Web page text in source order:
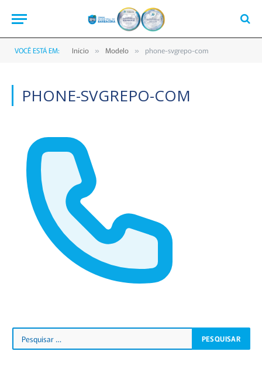
VOCÊ ESTÁ EM: Início » Modelo » phone-svgrepo-com
PHONE-SVGREPO-COM